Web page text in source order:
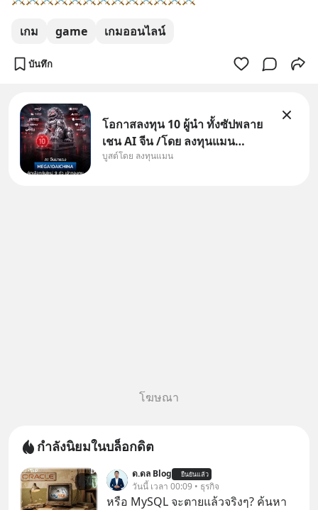
เกม game เกมออนไลน์
บันทึก
โอกาสลงทุน 10 ผู้นำ ทั้งซัปพลาย
เชน AI จีน /โดย ลงทุนแมน
✅ลงทุนตรง คัด 10 ผู้นำเน้น ๆ ใน
บูสต์โดย ลงทุนแมน
โฆษณา
กำลังนิยมในบล็อกดิต
ด.ดล Blog ยืนยันแล้ว
วันนี้ เวลา 00:09 • ธุรกิจ
หรือ MySQL จะตายแล้วจริงๆ? ค้นหา